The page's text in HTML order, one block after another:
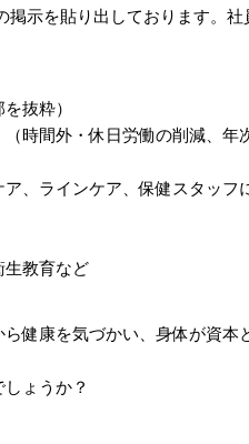
示を貼り出しております。社
抜粋）
時間外・休日労働の削減、年
、ラインケア、保健スタッフ
教育など
健康を気づかい、身体が資本
ょうか？